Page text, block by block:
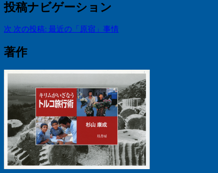
投稿ナビゲーション
次 次の投稿: 最近の「原宿」事情
著作